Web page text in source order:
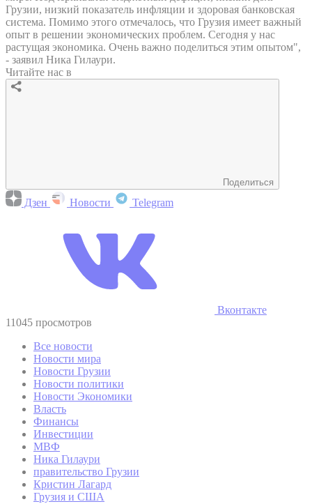
Грузии, низкий показатель инфляции и здоровая банковская
система. Помимо этого отмечалось, что Грузия имеет важный
опыт в решении экономических проблем. Сегодня у нас
растущая экономика. Очень важно поделиться этим опытом",
- заявил Ника Гилаури.
Читайте нас в
Поделиться
Дзен Новости Telegram
Вконтакте
11045 просмотров
Все новости
Новости мира
Новости Грузии
Новости политики
Новости Экономики
Власть
Финансы
Инвестиции
МВФ
Ника Гилаури
правительство Грузии
Кристин Лагард
Грузия и США